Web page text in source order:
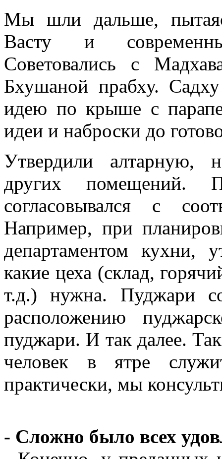
Мы шли дальше,
Васту и
Советовались с
Бхушаной прабху.
идею по крыше с
идеи и наброски до
Утвердили алтарную,
других помещений.
согласовывался с
Например, при
департаментом кухни,
какие цеха (склад,
т.д.) нужна. Пуджари
расположению
пуджари. И так далее.
человек в ятре
практически, мы
- Сложно было всех